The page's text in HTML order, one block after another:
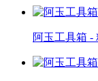
阿玉工具箱 -